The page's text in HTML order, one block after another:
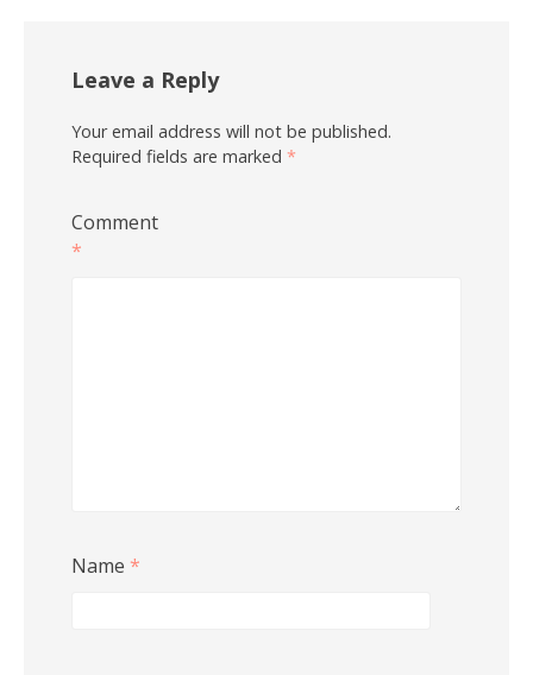
Leave a Reply
Your email address will not be published.
Required fields are marked *
Comment
*
Name *